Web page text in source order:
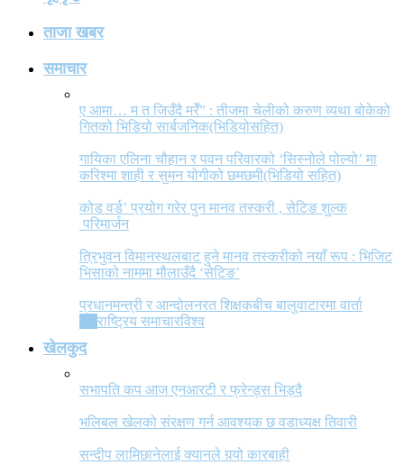
ताजा खबर
समाचार
ए आमा… म त जिउँदै मरेँ” : तीजमा चेलीको करुण व्यथा बोकेको
गितको भिडियो सार्बजनिक(भिडियोसहित)
गायिका एलिना चौहान र पवन परिवारको ‘सिस्नोले पोल्यो’ मा
करिश्मा शाही र सुमन योगीको छमछमी(भिडियो सहित)
कोड वर्ड’ प्रयोग गरेर पुन मानव तस्करी , सेटिङ शुल्क
परिमार्जन
त्रिभुवन विमानस्थलबाट हुने मानव तस्करीको नयाँ रूप : भिजिट
भिसाको नाममा मौलाउँदै ‘सेटिङ’
प्रधानमन्त्री र आन्दोलनरत शिक्षकबीच बालुवाटारमा वार्ता
राष्ट्रिय समाचारविश्व
खेलकुद
सभापति कप आज एनआरटी र फ्रेन्ड्स भिड्दै
भलिबल खेलको संरक्षण गर्न आवश्यक छ वडाध्यक्ष तिवारी
सन्दीप लामिछानेलाई क्यानले गर्‍यो कारबाही